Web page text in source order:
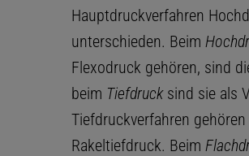
Hauptdruckverfahren
unterschieden. Beim
Flexodruck gehören, sind
beim Tiefdrucksind sie als
Tiefdruckverfahren
Rakeltiefdruck. Beim